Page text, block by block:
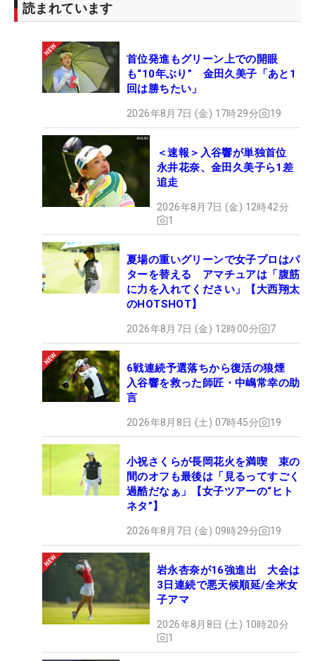
読まれています
首位発進もグリーン上での開眼
も“10年ぶり” 金田久美子「あと1
回は勝ちたい」
2026年8月7日 (金) 17時29分 19
＜速報＞入谷響が単独首位
永井花奈、金田久美子ら1差
追走
2026年8月7日 (金) 12時42分
1
夏場の重いグリーンで女子プロはパ
ターを替える アマチュアは「腹筋
に力を入れてください」【大西翔太
のHOTSHOT】
2026年8月7日 (金) 12時00分 7
6戦連続予選落ちから復活の狼煙
入谷響を救った師匠・中嶋常幸の助
言
2026年8月8日 (土) 07時45分 19
小祝さくらが長岡花火を満喫 束の
間のオフも最後は「見るってすごく
過酷だなぁ」【女子ツアーの“ヒト
ネタ”】
2026年8月7日 (金) 09時29分 19
岩永杏奈が16強進出 大会は
3日連続で悪天候順延/全米女
子アマ
2026年8月8日 (土) 10時20分
1